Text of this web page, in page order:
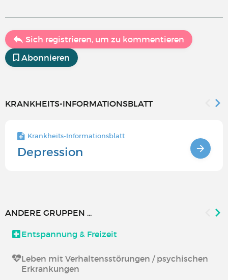
Sich registrieren, um zu kommentieren
Abonnieren
KRANKHEITS-INFORMATIONSBLATT
Krankheits-Informationsblatt
Depression
ANDERE GRUPPEN ...
Entspannung & Freizeit
Leben mit Verhaltensstörungen / psychischen
Erkrankungen